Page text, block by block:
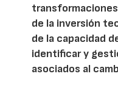
de la inversión
de la capacidad
identificar y
asociados al